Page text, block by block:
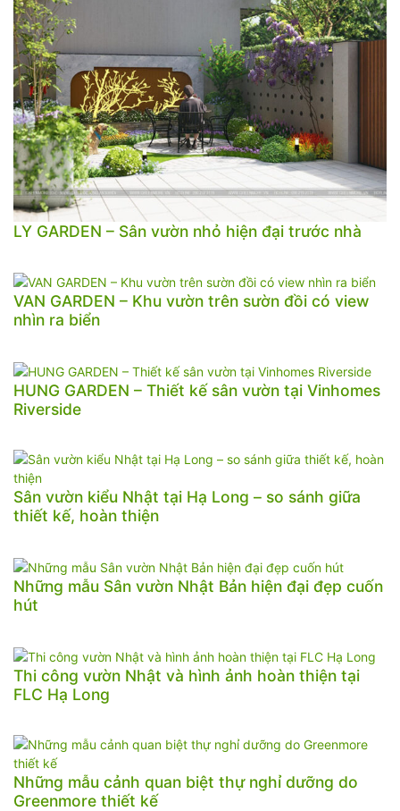
LY GARDEN – Sân vườn nhỏ hiện đại trước nhà
VAN GARDEN – Khu vườn trên sườn đồi có view
nhìn ra biển
HUNG GARDEN – Thiết kế sân vườn tại Vinhomes
Riverside
Sân vườn kiểu Nhật tại Hạ Long – so sánh giữa
thiết kế, hoàn thiện
Những mẫu Sân vườn Nhật Bản hiện đại đẹp cuốn
hút
Thi công vườn Nhật và hình ảnh hoàn thiện tại
FLC Hạ Long
Những mẫu cảnh quan biệt thự nghỉ dưỡng do
Greenmore thiết kế